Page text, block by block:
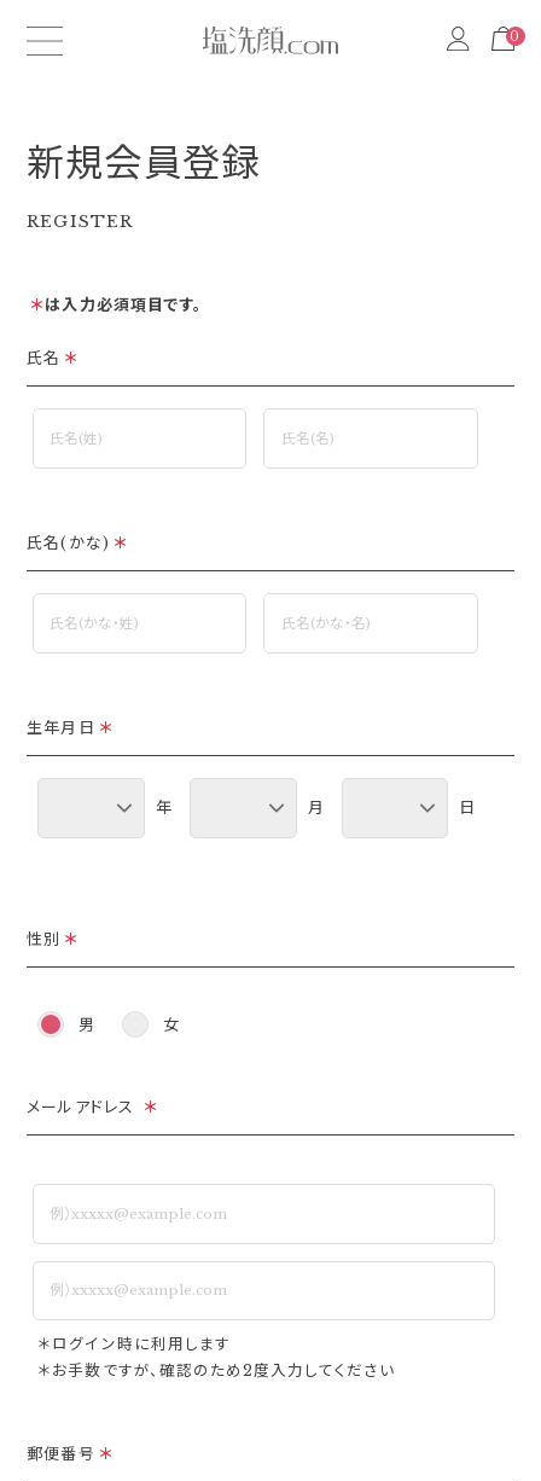
0
0
新規会員登録
REGISTER
＊は入力必須項目です。
氏名 ＊
氏名(かな) ＊
生年月日 ＊
年 月 日
性別 ＊
男 女
メールアドレス ＊
＊ログイン時に利用します
＊お手数ですが、確認のため2度入力してください
郵便番号 ＊